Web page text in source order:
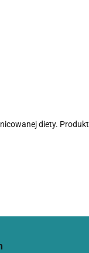
diety. Produkt